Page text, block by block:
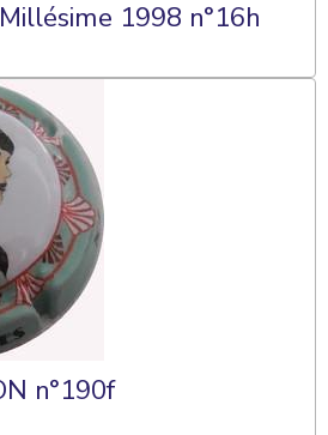
ABELE HENRI Millésime 1998 n°16h
PIERRE MIGNON n°190f